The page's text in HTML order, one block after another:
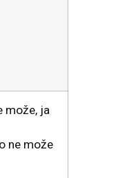
može, ja
ne može